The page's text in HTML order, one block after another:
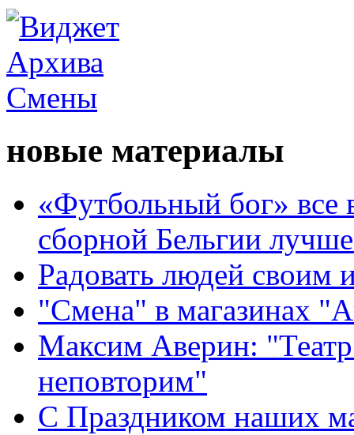
новые материалы
«Футбольный бог» все
сборной Бельгии
Радовать людей своим
"Смена" в магазинах
Максим Аверин:
неповторим"
С Праздником наших